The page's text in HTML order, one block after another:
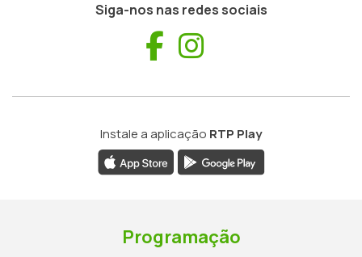
Siga-nos nas redes sociais
Facebook
Instale a aplicação RTP Play
Programação